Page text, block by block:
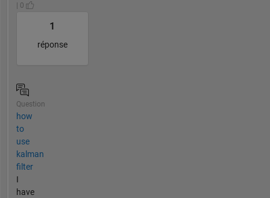
| 0
1
réponse
Question
how
to
use
kalman
filter
I
have